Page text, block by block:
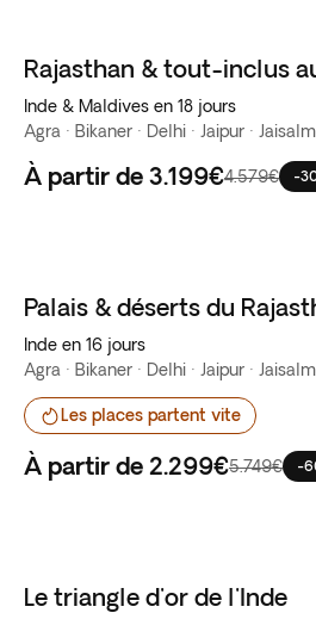
Rajasthan & tout-inclus
Inde & Maldives en 18 jours
À partir de 3.199€4.579€ -
Vente Flash
Palais & déserts du
Inde en 16 jours
Les places partent vite
À partir de 2.299€5.749€ -
Le triangle d'or de l'Inde